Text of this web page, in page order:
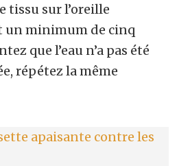
tissu sur l’oreille
un minimum de cinq
que l’eau n’a pas été
répétez la même
apaisante contre les